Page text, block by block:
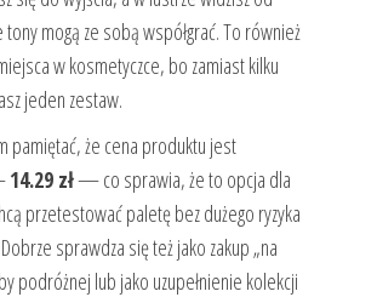
tony mogą ze sobą współgrać. To również
w kosmetyczce, bo zamiast kilku
jeden zestaw.
pamiętać, że cena produktu jest
14.29 zł— co sprawia, że to opcja dla
przetestować paletę bez dużego ryzyka
sprawdza się też jako zakup „na
podróżnej lub jako uzupełnienie kolekcji